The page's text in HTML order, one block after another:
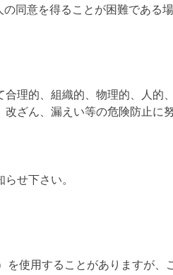
同意を得ることが困難である
理的、組織的、物理的、人
ざん、漏えい等の危険防止に努
せ下さい。
使用することがありますが、